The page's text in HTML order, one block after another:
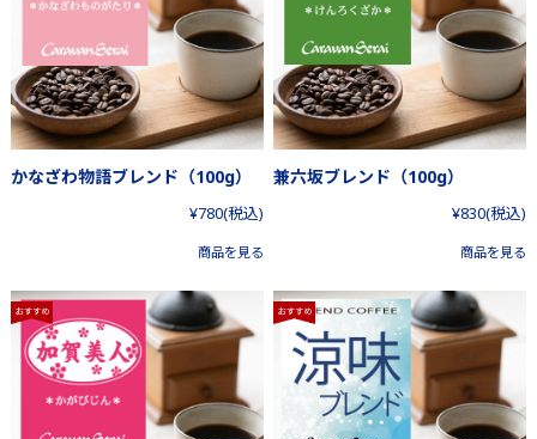
かなざわ物語ブレンド（100g）
¥780(税込)
商品を見る
兼六坂ブレンド（100g）
¥830(税込)
商品を見る